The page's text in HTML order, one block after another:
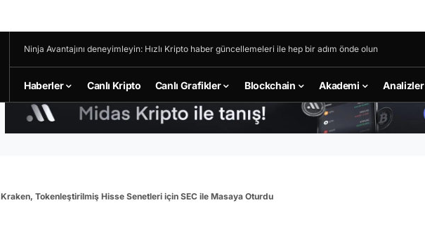
Ninja Avantajını deneyimleyin: Hızlı Kripto haber güncellemeleri ile hep bir adım önde olun
Haberler Canlı Kripto Canlı Grafikler Blockchain Akademi Analizler
Kraken, Tokenleştirilmiş Hisse Senetleri için SEC ile Masaya Oturdu